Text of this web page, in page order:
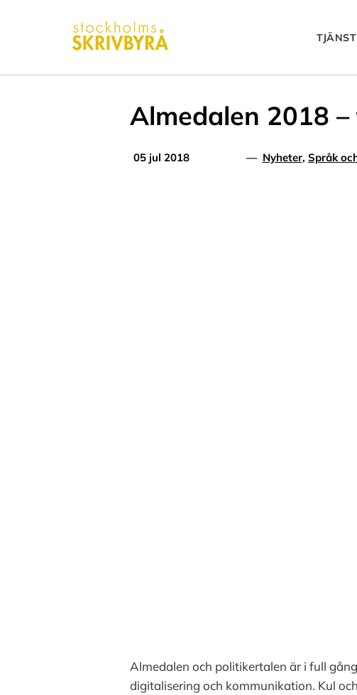
Almedalen 2018
05 jul 2018 — Nyheter, Språk
Almedalen och politikertalen är i full
digitalisering och kommunikation. Kul